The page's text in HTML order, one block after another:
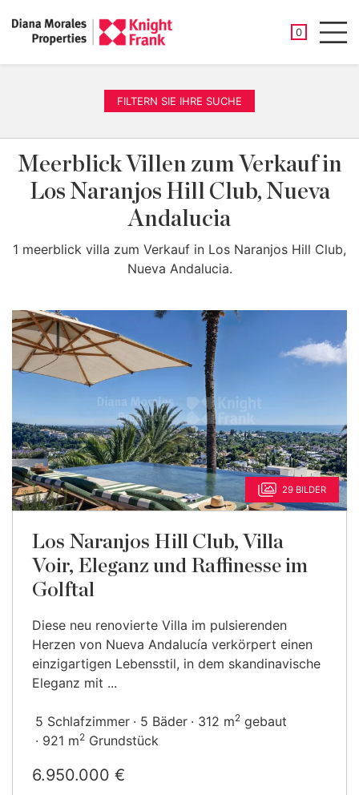
0
FILTERN SIE IHRE SUCHE
Meerblick Villen zum Verkauf in
Los Naranjos Hill Club, Nueva
Andalucia
1 meerblick villa zum Verkauf in Los Naranjos Hill Club,
Nueva Andalucia.
29 BILDER
Los Naranjos Hill Club, Villa
Voir, Eleganz und Raffinesse im
Golftal
Diese neu renovierte Villa im pulsierenden
Herzen von Nueva Andalucía verkörpert einen
einzigartigen Lebensstil, in dem skandinavische
Eleganz mit ...
5 Schlafzimmer 5 Bäder 312 m2 gebaut
921 m2 Grundstück
6.950.000 €